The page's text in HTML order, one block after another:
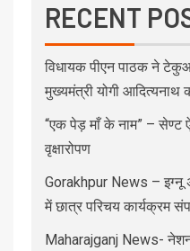
RECENT
विधायक पीएन पाठक ने
मुख्यमंत्री योगी आदित्यनाथ
“एक पेड़ माँ के नाम” – सेण्ट
वृक्षारोपण
Gorakhpur News –
में छात्र परिचय कार्यक्रम
Maharajganj News-